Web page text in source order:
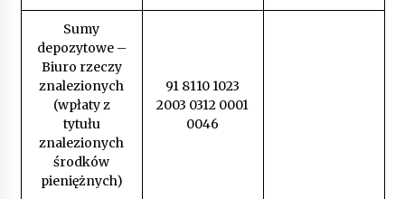
Sumy
depozytowe –
Biuro rzeczy
znalezionych
(wpłaty z
tytułu
znalezionych
środków
pieniężnych)
91 8110 1023
2003 0312 0001
0046